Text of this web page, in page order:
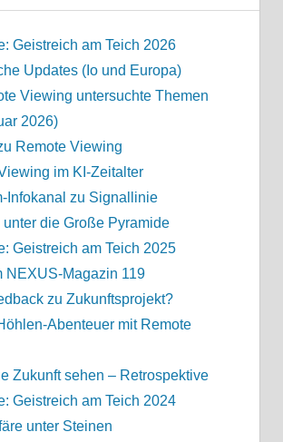
Geistreich am Teich 2026
Updates (Io und Europa)
Viewing untersuchte Themen
2026)
Remote Viewing
im KI-Zeitalter
Infokanal zu Signallinie
unter die Große Pyramide
Geistreich am Teich 2025
NEXUS-Magazin 119
zu Zukunftsprojekt?
Abenteuer mit Remote
Zukunft sehen – Retrospektive
Geistreich am Teich 2024
unter Steinen